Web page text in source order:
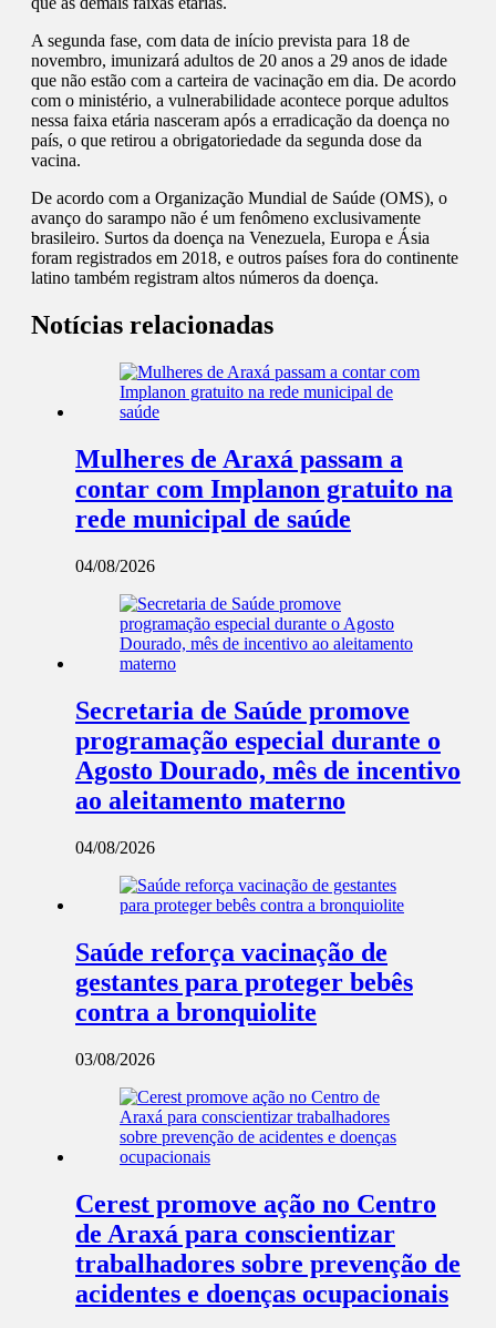
A segunda fase, com data de início prevista para 18 de
novembro, imunizará adultos de 20 anos a 29 anos de idade
que não estão com a carteira de vacinação em dia. De acordo
com o ministério, a vulnerabilidade acontece porque adultos
nessa faixa etária nasceram após a erradicação da doença no
país, o que retirou a obrigatoriedade da segunda dose da
vacina.
De acordo com a Organização Mundial de Saúde (OMS), o
avanço do sarampo não é um fenômeno exclusivamente
brasileiro. Surtos da doença na Venezuela, Europa e Ásia
foram registrados em 2018, e outros países fora do continente
latino também registram altos números da doença.
Notícias relacionadas
Mulheres de Araxá passam a
contar com Implanon gratuito na
rede municipal de saúde
04/08/2026
Secretaria de Saúde promove
programação especial durante o
Agosto Dourado, mês de incentivo
ao aleitamento materno
04/08/2026
Saúde reforça vacinação de
gestantes para proteger bebês
contra a bronquiolite
03/08/2026
Cerest promove ação no Centro
de Araxá para conscientizar
trabalhadores sobre prevenção de
acidentes e doenças ocupacionais